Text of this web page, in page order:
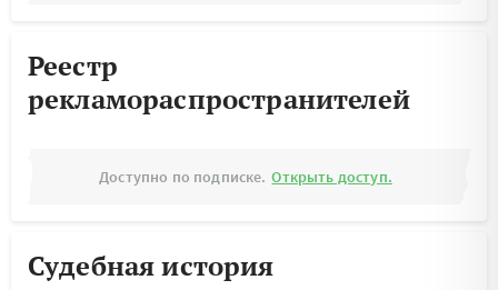
Реестр
рекламораспространителей
Доступно по подписке. Открыть доступ.
Судебная история